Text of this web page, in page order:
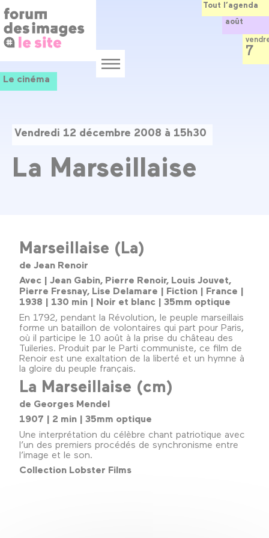
au
contenu
principal
Menu
Le cinéma
Vendredi 12 décembre 2008 à 15h30
La Marseillaise
Marseillaise (La)
de Jean Renoir
Avec | Jean Gabin, Pierre Renoir, Louis Jouvet,
Pierre Fresnay, Lise Delamare | Fiction | France |
1938 | 130 min | Noir et blanc | 35mm optique
En 1792, pendant la Révolution, le peuple marseillais
forme un bataillon de volontaires qui part pour Paris,
où il participe le 10 août à la prise du château des
Tuileries. Produit par le Parti communiste, ce film de
Renoir est une exaltation de la liberté et un hymne à
la gloire du peuple français.
La Marseillaise (cm)
de Georges Mendel
1907 | 2 min | 35mm optique
Une interprétation du célèbre chant patriotique avec
l’un des premiers procédés de synchronisme entre
l’image et le son.
Collection Lobster Films
Tout l’agenda
août
7